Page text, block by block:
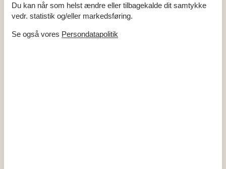
Afstand til fiskemulighed 100 m
Afstand til indkøb 4 km
Golfbane 6 km
Nærmeste by
4 km
Nærmeste restaurant 4 km
Du kan når som helst ændre eller tilbagekalde dit samtykke
vedr. statistik og/eller markedsføring.
Se også vores Persondatapolitik